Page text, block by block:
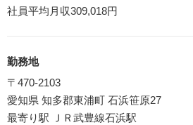
社員平均月収309,018円
勤務地
〒470-2103
愛知県 知多郡東浦町 石浜笹原27
最寄り駅 ＪＲ武豊線石浜駅